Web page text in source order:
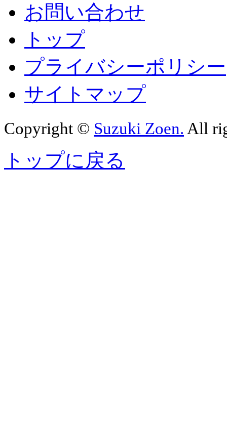
お問い合わせ
トップ
プライバシーポリシー
サイトマップ
Copyright © Suzuki Zoen. All
トップに戻る